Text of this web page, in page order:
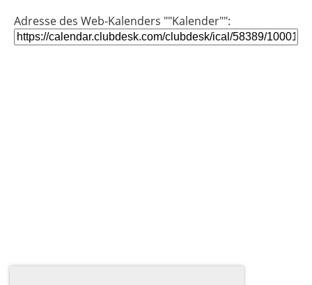
Adresse des Web-Kalenders ""Kalender"":